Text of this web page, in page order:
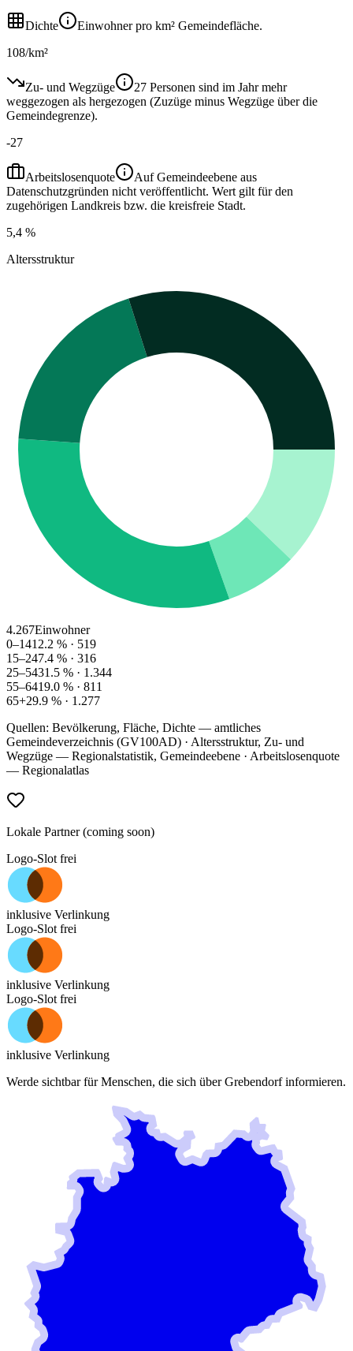
Dichte
Einwohner pro km² Gemeindefläche.
108/km²
Zu- und Wegzüge
27 Personen sind im Jahr mehr
weggezogen als hergezogen (Zuzüge minus Wegzüge über die
Gemeindegrenze).
-27
Arbeitslosenquote
Auf Gemeindeebene aus
Datenschutzgründen nicht veröffentlicht. Wert gilt für den
zugehörigen Landkreis bzw. die kreisfreie Stadt.
5,4 %
Altersstruktur
4.267Einwohner
0–1412.2 % · 519
15–247.4 % · 316
25–5431.5 % · 1.344
55–6419.0 % · 811
65+29.9 % · 1.277
Quellen: Bevölkerung, Fläche, Dichte — amtliches
Gemeindeverzeichnis (GV100AD) · Altersstruktur, Zu- und
Wegzüge — Regionalstatistik, Gemeindeebene · Arbeitslosenquote
— Regionalatlas
Lokale Partner (coming soon)
Logo-Slot frei
inklusive Verlinkung
Logo-Slot frei
inklusive Verlinkung
Logo-Slot frei
inklusive Verlinkung
Werde sichtbar für Menschen, die sich überGrebendorfinformieren.